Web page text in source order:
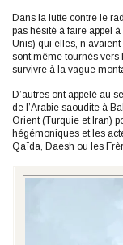
Dans la lutte contre le
pas hésité à faire appel
Unis) qui elles,
sont même tournés vers
survivre à la vague
D’autres ont appelé au
de l’Arabie saoudite à
Orient (Turquie et Iran)
hégémoniques et les
Qaïda, Daesh ou les